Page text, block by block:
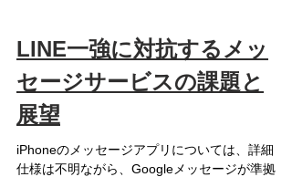
LINE一強に対抗するメッ
セージサービスの課題と
展望
iPhoneのメッセージアプリについては、詳細
仕様は不明ながら、Googleメッセージが準拠